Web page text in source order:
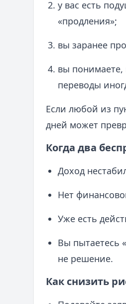
у вас есть
«продления»;
вы заранее
вы понимаете,
переводы
Если любой из
дней может
Когда два
Доход
Нет
Уже есть
Вы пытаетесь
не решение.
Как снизить